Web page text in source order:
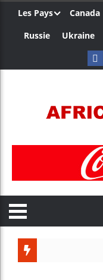
Les Pays Canada
Russie
Ukraine